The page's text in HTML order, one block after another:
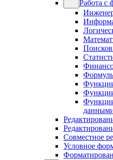
Работа с
Совместное
Условное